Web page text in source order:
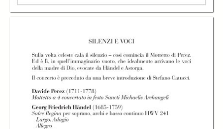
Silenzi e voci Silenzi e voci
e Orchestra
Ghislieri con Giulio